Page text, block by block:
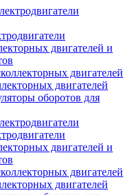
двигателей и
двигателей
двигателей
оборотов для
двигателей и
двигателей
двигателей